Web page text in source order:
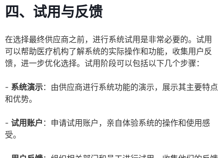
四、试用与反馈
在选择最终供应商之前，进行系统试用是非常必要的。试用
可以帮助医疗机构了解系统的实际操作和功能，收集用户反
馈，进一步优化选择。试用阶段可以包括以下几个步骤：
- 系统演示：由供应商进行系统功能的演示，展示其主要特点
和优势。
- 试用账户 ：申请试用账户，亲自体验系统的操作和使用感
受。